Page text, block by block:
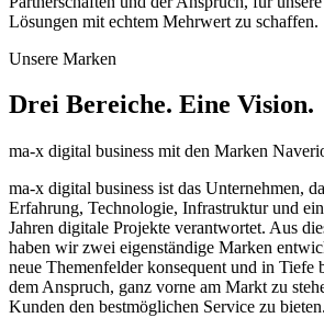
Lösungen mit echtem Mehrwert zu schaffen.
Unsere Marken
Drei Bereiche. Eine Vision.
ma-x digital business mit den Marken
ma-x digital business ist das Unternehmen,
Erfahrung, Technologie, Infrastruktur und
Jahren digitale Projekte verantwortet. Aus
haben wir zwei eigenständige Marken
neue Themenfelder konsequent und in Tiefe
dem Anspruch, ganz vorne am Markt zu
Kunden den bestmöglichen Service zu bieten.